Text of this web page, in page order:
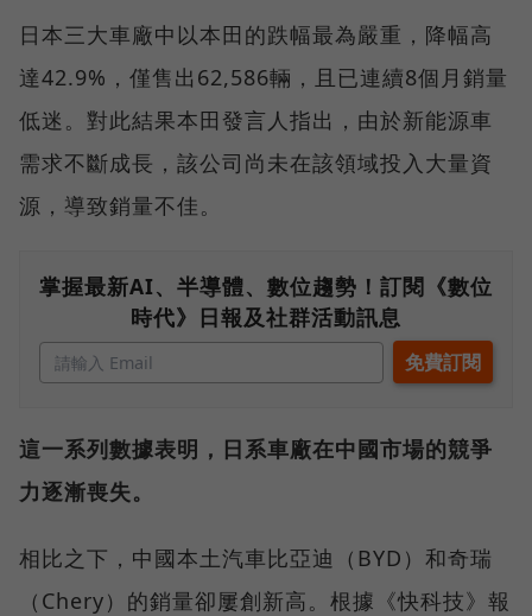
日本三大車廠中以本田的跌幅最為嚴重，降幅高
達42.9%，僅售出62,586輛，且已連續8個月銷量
低迷。對此結果本田發言人指出，由於新能源車
需求不斷成長，該公司尚未在該領域投入大量資
源，導致銷量不佳。
掌握最新AI、半導體、數位趨勢！訂閱《數位
時代》日報及社群活動訊息
這一系列數據表明，日系車廠在中國市場的競爭
力逐漸喪失。
相比之下，中國本土汽車比亞迪（BYD）和奇瑞
（Chery）的銷量卻屢創新高。根據《快科技》報